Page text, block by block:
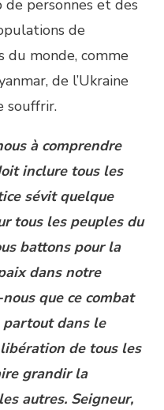
personnes et des
de
du monde, comme
de l’Ukraine
souffrir.
à comprendre
inclure tous les
sévit quelque
tous les peuples du
battons pour la
dans notre
que ce combat
partout dans le
de tous les
grandir la
autres. Seigneur,